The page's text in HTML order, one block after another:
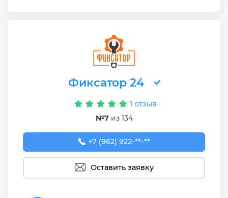
Фиксатор 24
1 отзыв
№7из 134
+7 (962) 922-45-19
+7 (962) 922-**-**
Оставить заявку